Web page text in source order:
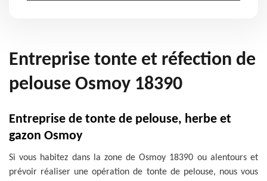
Entreprise tonte et réfection de
pelouse Osmoy 18390
Entreprise de tonte de pelouse, herbe et
gazon Osmoy
Si vous habitez dans la zone de Osmoy 18390 ou alentours et
prévoir réaliser une opération de tonte de pelouse, nous vous